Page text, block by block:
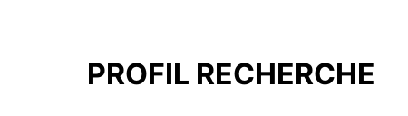
PROFIL RECHERCHE